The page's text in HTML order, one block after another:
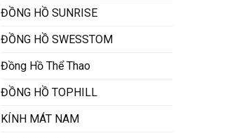
ĐỒNG HỒ SUNRISE
ĐỒNG HỒ SWESSTOM
Đồng Hồ Thể Thao
ĐỒNG HỒ TOPHILL
KÍNH MÁT NAM